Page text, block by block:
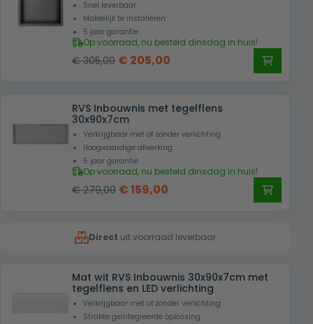
Snel leverbaar
Makkelijk te installeren
5 jaar garantie
Op voorraad, nu besteld dinsdag in huis!
€305,00 Oorspronkelijke
was:
€ 305,00.
€ 205,00
is:
€ 205,00.
RVS Inbouwnis met tegelflens
30x90x7cm
Verkrijgbaar met of zonder verlichting
Hoogwaardige afwerking
5 jaar garantie
Op voorraad, nu besteld dinsdag in huis!
€279,00 Oorspronkelijke
€ 279,00.
€159,00
€ 159,00.
Direct uit voorraad leverbaar
Mat wit RVS Inbouwnis 30x90x7cm met
tegelflens en LED verlichting
Verkrijgbaar met of zonder verlichting
Strakke geïntegreerde oplossing